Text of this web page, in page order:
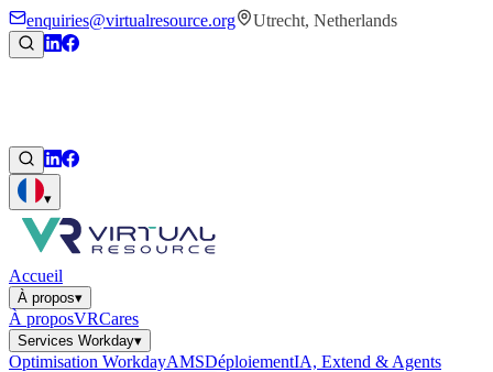
enquiries@virtualresource.org Utrecht, Netherlands
▾
Accueil
À propos▾
À proposVRCares
Services Workday▾
Optimisation WorkdayAMSDéploiementIA, Extend & Agents